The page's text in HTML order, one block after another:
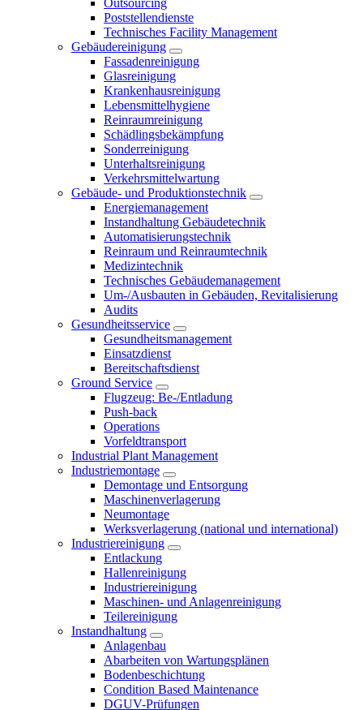
Outsourcing
Poststellendienste
Technisches Facility Management
Gebäudereinigung
Fassadenreinigung
Glasreinigung
Krankenhausreinigung
Lebensmittelhygiene
Reinraumreinigung
Schädlingsbekämpfung
Sonderreinigung
Unterhaltsreinigung
Verkehrsmittelwartung
Gebäude- und Produktionstechnik
Energiemanagement
Instandhaltung Gebäudetechnik
Automatisierungstechnik
Reinraum und Reinraumtechnik
Medizintechnik
Technisches Gebäudemanagement
Um-/Ausbauten in Gebäuden, Revitalisierung
Audits
Gesundheitsservice
Gesundheitsmanagement
Einsatzdienst
Bereitschaftsdienst
Ground Service
Flugzeug: Be-/Entladung
Push-back
Operations
Vorfeldtransport
Industrial Plant Management
Industriemontage
Demontage und Entsorgung
Maschinenverlagerung
Neumontage
Werksverlagerung (national und international)
Industriereinigung
Entlackung
Hallenreinigung
Industriereinigung
Maschinen- und Anlagenreinigung
Teilereinigung
Instandhaltung
Anlagenbau
Abarbeiten von Wartungsplänen
Bodenbeschichtung
Condition Based Maintenance
DGUV-Prüfungen